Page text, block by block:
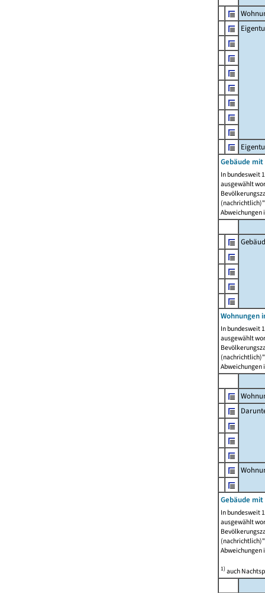
Gebäude
In bundesweit
ausgewählt
Abweichungen
Wohnungen
In bundesweit
ausgewählt
Abweichungen
Gebäude
In bundesweit
ausgewählt
Abweichungen
1)auch